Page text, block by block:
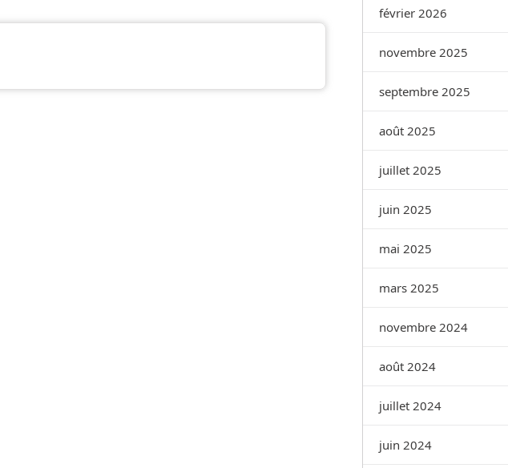
février 2026
novembre 2025
septembre 2025
août 2025
juillet 2025
juin 2025
mai 2025
mars 2025
novembre 2024
août 2024
juillet 2024
juin 2024